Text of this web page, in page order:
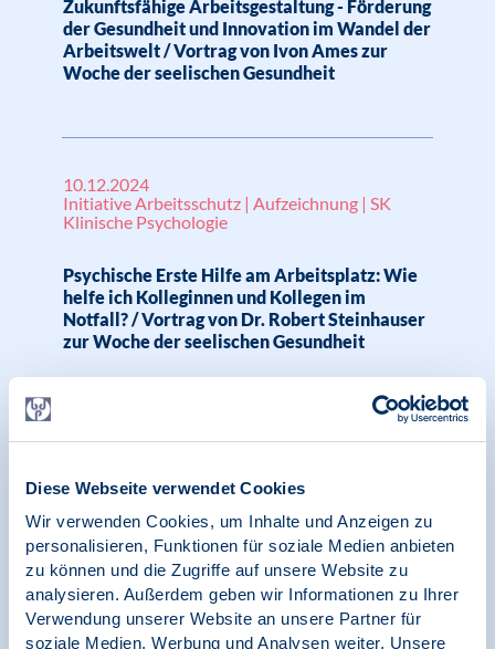
Diese Webseite verwendet Cookies
Wir verwenden Cookies, um Inhalte und Anzeigen zu
personalisieren, Funktionen für soziale Medien anbieten
zu können und die Zugriffe auf unsere Website zu
analysieren. Außerdem geben wir Informationen zu Ihrer
Verwendung unserer Website an unsere Partner für
soziale Medien, Werbung und Analysen weiter. Unsere
Zukunftsfähige Arbeitsgestaltung - Förderung
der Gesundheit und Innovation im Wandel der
Arbeitswelt / Vortrag von Ivon Ames zur
Woche der seelischen Gesundheit
10.12.2024
Initiative Arbeitsschutz | Aufzeichnung | SK
Klinische Psychologie
Psychische Erste Hilfe am Arbeitsplatz: Wie
helfe ich Kolleginnen und Kollegen im
Notfall? / Vortrag von Dr. Robert Steinhauser
zur Woche der seelischen Gesundheit
Woche der Seelischen Gesundheit
BDP auf der Woche der seelischen
Gesundheit unter dem Motto „Hand in Hand
für seelische Gesundheit am Arbeitsplatz“